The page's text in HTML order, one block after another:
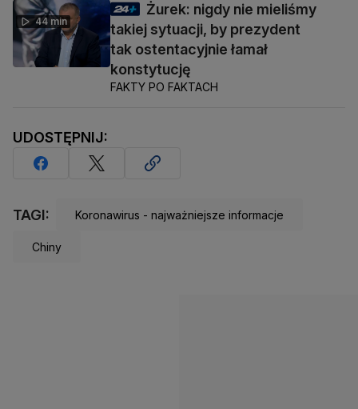
44 min
Żurek: nigdy nie mieliśmy
takiej sytuacji, by prezydent
tak ostentacyjnie łamał
konstytucję
FAKTY PO FAKTACH
UDOSTĘPNIJ:
TAGI: Koronawirus - najważniejsze informacje
Chiny